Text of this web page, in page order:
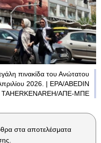
πινακίδα του Ανώτατου
2026. | EPA/ABEDIN
TAHERKENAREH/ΑΠΕ-ΜΠΕ
στα αποτελέσματα